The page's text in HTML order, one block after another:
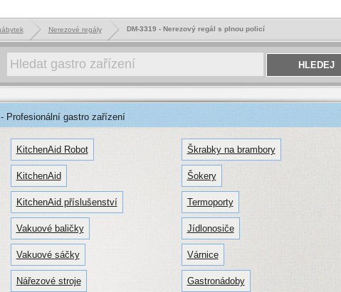
Nerezové regály DM-3319 - Nerezový regál s plnou policí
Profesionální gastro zařízení
KitchenAid Robot
KitchenAid
KitchenAid příslušenství
Vakuové baličky
Vakuové sáčky
Nářezové stroje
Škrabky na brambory
Šokery
Termoporty
Jídlonosiče
Várnice
Gastronádoby